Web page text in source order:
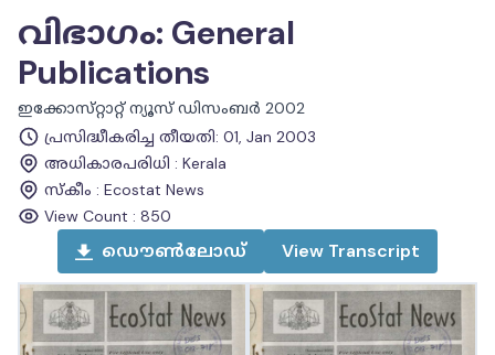
വിഭാഗം: General
Publications
ഇക്കോസ്‌റ്റാറ്റ് ന്യൂസ് ഡിസംബർ 2002
പ്രസിദ്ധീകരിച്ച തീയതി: 01, Jan 2003
അധികാരപരിധി : Kerala
സ്കീം : Ecostat News
View Count : 850
ഡൌൺലോഡ് View Transcript